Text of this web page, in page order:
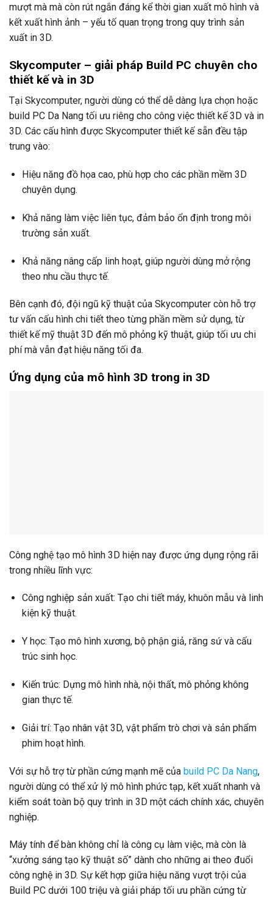
mượt mà mà còn rút ngắn đáng kể thời gian xuất mô hình và
kết xuất hình ảnh – yếu tố quan trọng trong quy trình sản
xuất in 3D.
Skycomputer – giải pháp Build PC chuyên cho
thiết kế và in 3D
Tại Skycomputer, người dùng có thể dễ dàng lựa chọn hoặc
build PC Da Nang tối ưu riêng cho công việc thiết kế 3D và in
3D. Các cấu hình được Skycomputer thiết kế sẵn đều tập
trung vào:
Hiệu năng đồ họa cao, phù hợp cho các phần mềm 3D
chuyên dụng.
Khả năng làm việc liên tục, đảm bảo ổn định trong môi
trường sản xuất.
Khả năng nâng cấp linh hoạt, giúp người dùng mở rộng
theo nhu cầu thực tế.
Bên cạnh đó, đội ngũ kỹ thuật của Skycomputer còn hỗ trợ
tư vấn cấu hình chi tiết theo từng phần mềm sử dụng, từ
thiết kế mỹ thuật 3D đến mô phỏng kỹ thuật, giúp tối ưu chi
phí mà vẫn đạt hiệu năng tối đa.
Ứng dụng của mô hình 3D trong in 3D
Công nghệ tạo mô hình 3D hiện nay được ứng dụng rộng rãi
trong nhiều lĩnh vực:
Công nghiệp sản xuất: Tạo chi tiết máy, khuôn mẫu và linh
kiện kỹ thuật.
Y học: Tạo mô hình xương, bộ phận giả, răng sứ và cấu
trúc sinh học.
Kiến trúc: Dựng mô hình nhà, nội thất, mô phỏng không
gian thực tế.
Giải trí: Tạo nhân vật 3D, vật phẩm trò chơi và sản phẩm
phim hoạt hình.
Với sự hỗ trợ từ phần cứng mạnh mẽ của build PC Da Nang,
người dùng có thể xử lý mô hình phức tạp, kết xuất nhanh và
kiểm soát toàn bộ quy trình in 3D một cách chính xác, chuyên
nghiệp.
Máy tính để bàn không chỉ là công cụ làm việc, mà còn là
“xưởng sáng tạo kỹ thuật số” dành cho những ai theo đuổi
công nghệ in 3D. Sự kết hợp giữa hiệu năng vượt trội của
Build PC dưới 100 triệu và giải pháp tối ưu phần cứng từ